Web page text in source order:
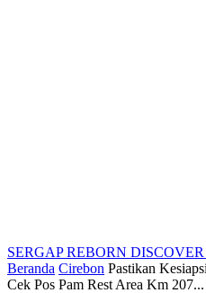
SERGAP REBORN
Beranda Cirebon Pastikan
Cek Pos Pam Rest Area Km 207...